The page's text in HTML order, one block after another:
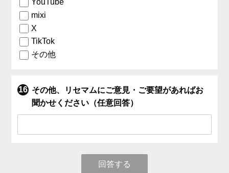
YouTube
mixi
X
TikTok
その他
その他、リセマムにご意見・ご要望があればお
聞かせください（任意回答）
回答する